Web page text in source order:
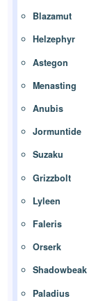
Blazamut
Helzephyr
Astegon
Menasting
Anubis
Jormuntide
Suzaku
Grizzbolt
Lyleen
Faleris
Orserk
Shadowbeak
Paladius